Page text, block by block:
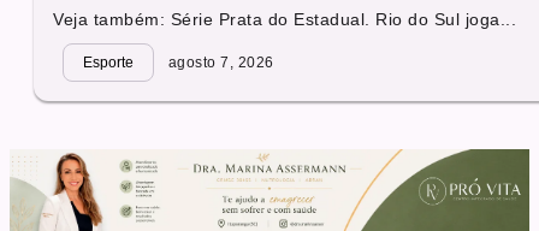
Veja também: Série Prata do Estadual. Rio do Sul joga...
Esporte agosto 7, 2026